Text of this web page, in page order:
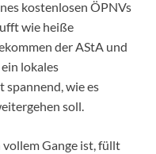
kostenlosen ÖPNVs
wie heiße
der AStA und
lokales
spannend, wie es
soll.
Gange ist, füllt